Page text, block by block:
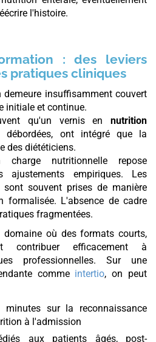
l'histoire.
: des leviers
pratiques cliniques
insuffisamment couvert
initiale et continue.
qu'un vernis en nutrition
débordées, ont intégré que la
des diététiciens.
nutritionnelle repose
ajustements empiriques. Les
sont souvent prises de manière
formalisée. L'absence de cadre
fragmentées.
domaine où des formats courts,
contribuer efficacement à
professionnelles. Sur une
comme intertio, on peut
sur la reconnaissance
à l'admission
aux patients âgés, post-